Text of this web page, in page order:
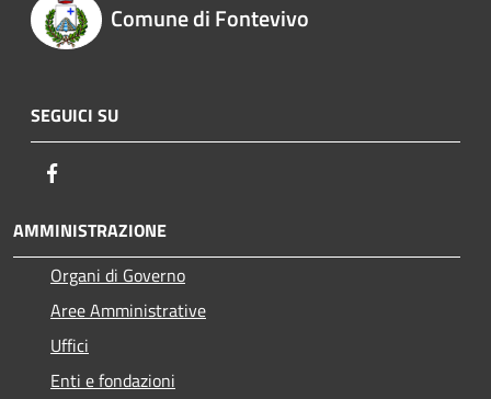
Comune di Fontevivo
SEGUICI SU
AMMINISTRAZIONE
Organi di Governo
Aree Amministrative
Uffici
Enti e fondazioni